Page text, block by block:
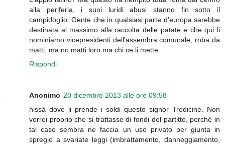
alla periferia, i suoi luridi abusi stanno fin sotto il
campidoglio. Gente che in qualsiasi parte d'europa sarebbe
destinata al massimo alla raccolta delle patate e che qui li
nominiamo vicepresidenti dell'assembra comunale, roba da
matti, ma no matti loro ma chi ce li mette.
Rispondi
Anonimo 20 dicembre 2013 alle ore 09:58
hissà dove li prende i soldi questo signor Tredicine. Non
vorrei proprio che si trattasse di fondi del partitto, perchè in
tal caso sembra ne faccia un uso privato per giunta in
spregio a svariate leggi (imbrattamento, danneggiamento,